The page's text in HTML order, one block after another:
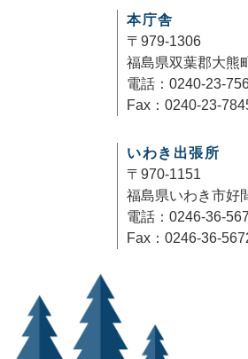
本庁舎
〒979-1306
福島県双葉郡大熊
電話：0240-23-
Fax：0240-23-
いわき出張所
〒970-1151
福島県いわき市好
電話：0246-36-
Fax：0246-36-